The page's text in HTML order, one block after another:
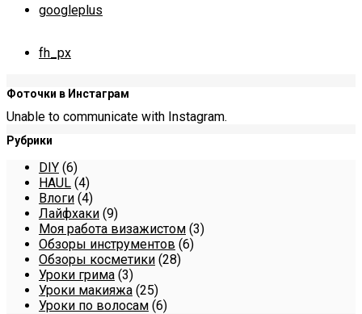
googleplus
fh_px
Фоточки в Инстаграм
Unable to communicate with Instagram.
Рубрики
DIY (6)
HAUL (4)
Влоги (4)
Лайфхаки (9)
Моя работа визажистом (3)
Обзоры инструментов (6)
Обзоры косметики (28)
Уроки грима (3)
Уроки макияжа (25)
Уроки по волосам (6)